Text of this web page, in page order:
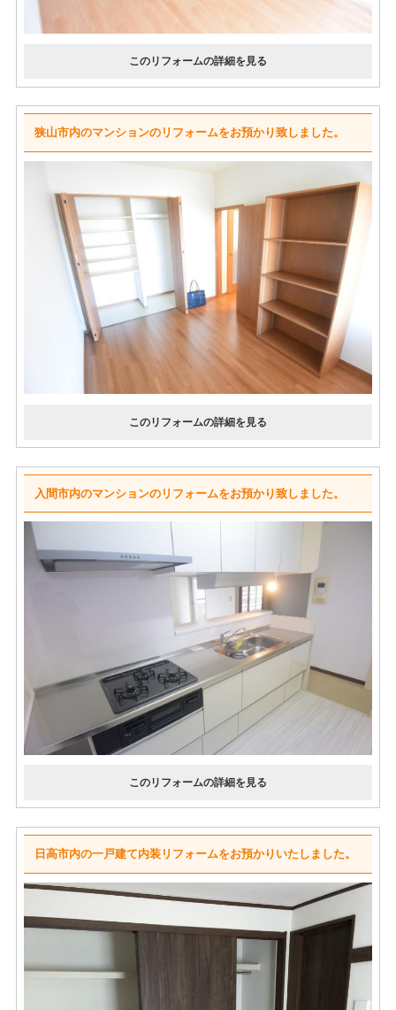
狭山市内のマンションのリフォームをお預かり致しました。
入間市内のマンションのリフォームをお預かり致しました。
日高市内の一戸建て内装リフォームをお預かりいたしました。